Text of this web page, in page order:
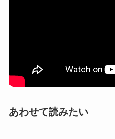
あわせて読みたい